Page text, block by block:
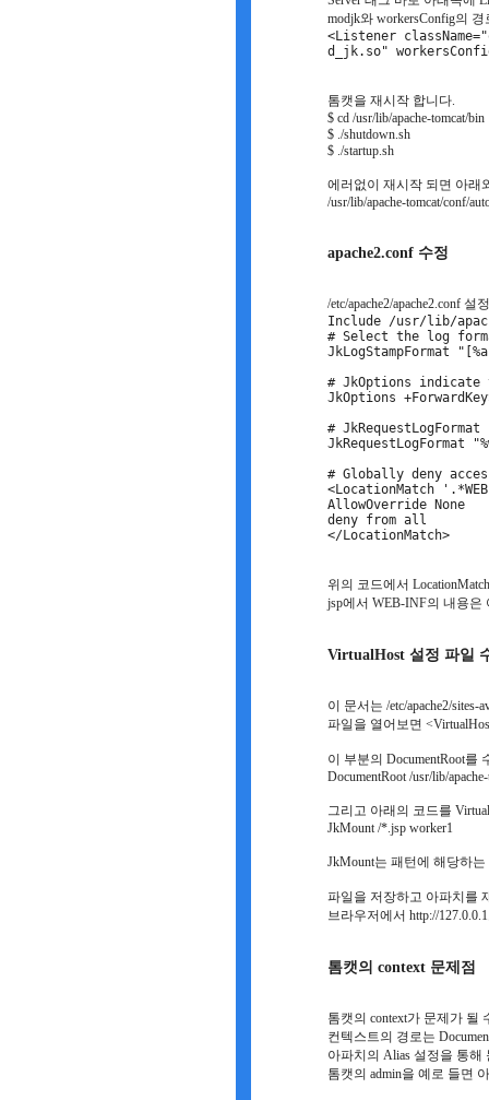
modjk와 workersConfig의
<Listener
d_jk.so"
톰캣을 재시작 합니다.
$ cd /usr/lib/apache-tomcat/bin
$ ./shutdown.sh
$ ./startup.sh
에러없이 재시작 되면 아래
/usr/lib/apache-tomcat/conf/
apache2.conf 수정
/etc/apache2/apache2.conf
Include /usr/lib/
# Select the log
JkLogStampFormat "[%a
# JkOptions indicate
JkOptions
#
JkRequestLogFormat
# Globally deny
<LocationMatch
AllowOverride None
deny from all
</LocationMatch>
위의 코드에서
jsp에서 WEB-INF의 내용
VirtualHost 설정 파일
이 문서는 /etc/apache2/
파일을 열어보면
이 부분의 DocumentRoot를
DocumentRoot /usr/lib/
그리고 아래의 코드를
JkMount /*.jsp worker1
JkMount는 패턴에 해당하
파일을 저장하고 아파치를
브라우저에서 http://
톰캣의 context 문제점
톰캣의 context가 문제가 될
컨텍스트의 경로는
아파치의 Alias 설정을 통해
톰캣의 admin을 예로 들면